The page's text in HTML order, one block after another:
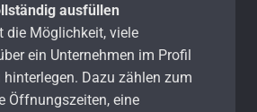
ausfüllen
die Möglichkeit, viele
ein Unternehmen im Profil
hinterlegen. Dazu zählen zum
Öffnungszeiten, eine